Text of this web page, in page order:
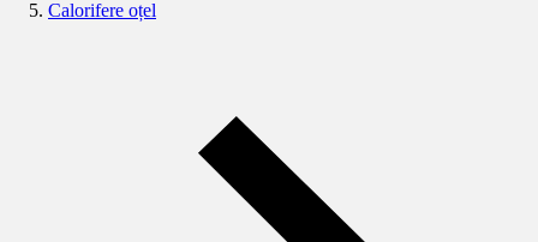
Calorifere oțel